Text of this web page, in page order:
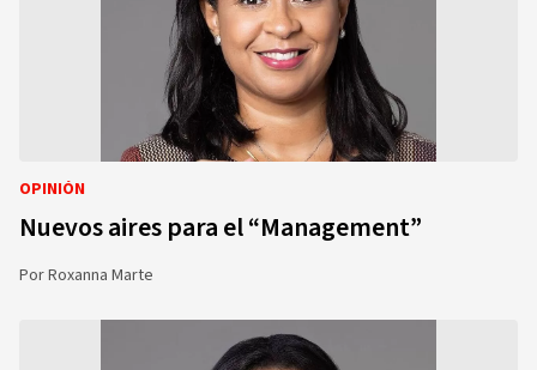
OPINIÓN
Nuevos aires para el “Management”
PorRoxanna Marte